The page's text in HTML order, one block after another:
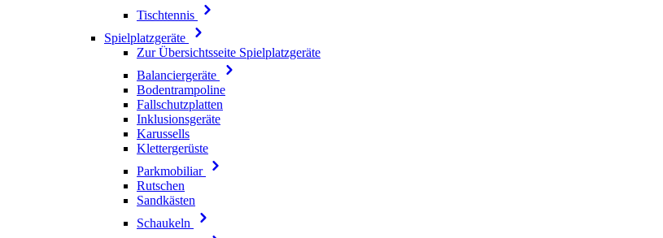
Tischtennis
Spielplatzgeräte
Zur Übersichtsseite Spielplatzgeräte
Balanciergeräte
Bodentrampoline
Fallschutzplatten
Inklusionsgeräte
Karussells
Klettergerüste
Parkmobiliar
Rutschen
Sandkästen
Schaukeln